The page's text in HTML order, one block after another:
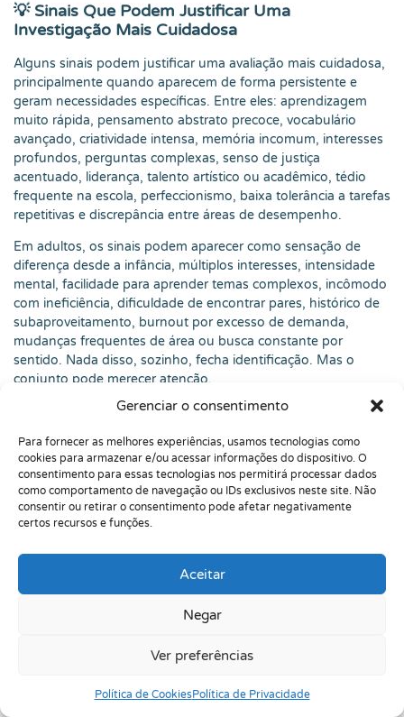
Gerenciar o consentimento
Para fornecer as melhores experiências, usamos tecnologias como
cookies para armazenar e/ou acessar informações do dispositivo. O
consentimento para essas tecnologias nos permitirá processar dados
como comportamento de navegação ou IDs exclusivos neste site. Não
consentir ou retirar o consentimento pode afetar negativamente
certos recursos e funções.
Aceitar
Negar
Ver preferências
Política de CookiesPolítica de Privacidade
💡 Sinais Que Podem Justificar Uma
Investigação Mais Cuidadosa
Alguns sinais podem justificar uma avaliação mais cuidadosa,
principalmente quando aparecem de forma persistente e
geram necessidades específicas. Entre eles: aprendizagem
muito rápida, pensamento abstrato precoce, vocabulário
avançado, criatividade intensa, memória incomum, interesses
profundos, perguntas complexas, senso de justiça
acentuado, liderança, talento artístico ou acadêmico, tédio
frequente na escola, perfeccionismo, baixa tolerância a tarefas
repetitivas e discrepância entre áreas de desempenho.
Em adultos, os sinais podem aparecer como sensação de
diferença desde a infância, múltiplos interesses, intensidade
mental, facilidade para aprender temas complexos, incômodo
com ineficiência, dificuldade de encontrar pares, histórico de
subaproveitamento, burnout por excesso de demanda,
mudanças frequentes de área ou busca constante por
sentido. Nada disso, sozinho, fecha identificação. Mas o
conjunto pode merecer atenção.
Eu gosto de lembrar que investigar não é criar problema.
sofrem menos quando entendem por que certos ambientes
drenam tanto, por que tarefas simples parecem
absurdamente difíceis ou por que a mente não “desliga”.
Nomear não resolve tudo, mas pode abrir caminhos.
AHSD?
Curiosidade é uma característica humana ampla. Alto
disciplina ou contexto. AHSD envolve um padrão mais
com tarefas e/ou desempenho muito acima do esperado em
emocionais próprias.